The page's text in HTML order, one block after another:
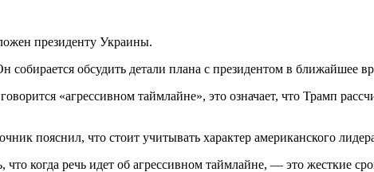
президенту Украины.
обсудить детали плана с президентом в ближайшее
«агрессивном таймлайне», это означает, что Трамп
пояснил, что стоит учитывать характер американского
когда речь идет об агрессивном таймлайне, — это жесткие